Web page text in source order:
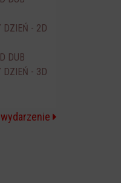
DZIEŃ - 2D
DUB
DZIEŃ - 3D